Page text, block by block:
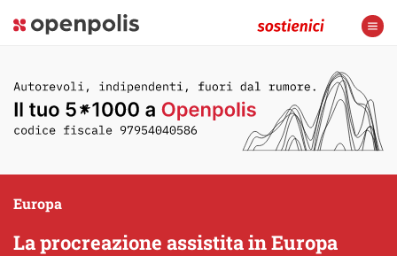
La procreazione assistita in Europa
Europa